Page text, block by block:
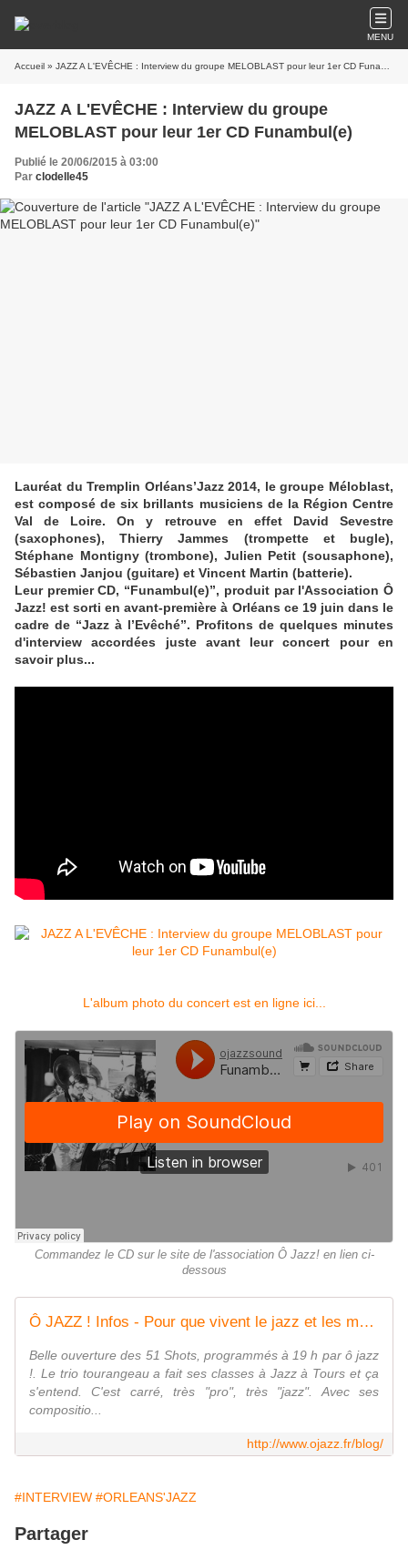
MENU
Accueil » JAZZ A L'EVÊCHE : Interview du groupe MELOBLAST pour leur 1er CD Funambul(e)
JAZZ A L'EVÊCHE : Interview du groupe
MELOBLAST pour leur 1er CD Funambul(e)
Publié le 20/06/2015 à 03:00
Par clodelle45
Lauréat du Tremplin Orléans’Jazz 2014, le groupe Méloblast,
est composé de six brillants musiciens de la Région Centre
Val de Loire. On y retrouve en effet David Sevestre
(saxophones), Thierry Jammes (trompette et bugle),
Stéphane Montigny (trombone), Julien Petit (sousaphone),
Sébastien Janjou (guitare) et Vincent Martin (batterie).
Leur premier CD, “Funambul(e)”, produit par l'Association Ô
Jazz! est sorti en avant-première à Orléans ce 19 juin dans le
cadre de “Jazz à l’Evêché”. Profitons de quelques minutes
d'interview accordées juste avant leur concert pour en
savoir plus...
L'album photo du concert est en ligne ici...
Commandez le CD sur le site de l'association Ô Jazz! en lien ci-
dessous
Ô JAZZ ! Infos - Pour que vivent le jazz et les musiques voisines du jazz, à Orléans et dans sa région...
Belle ouverture des 51 Shots, programmés à 19 h par ô jazz
!. Le trio tourangeau a fait ses classes à Jazz à Tours et ça
s'entend. C'est carré, très "pro", très "jazz". Avec ses
compositio...
http://www.ojazz.fr/blog/
#INTERVIEW #ORLEANS'JAZZ
Partager